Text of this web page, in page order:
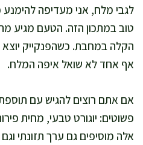
לגבי מלח, אני מעדיפה להימנע
טוב במתכון הזה. הטעם מגיע
הקלה במחבת. כשהפנקייק
אף אחד לא שואל איפה המלח.
אם אתם רוצים להגיש עם
פשוטים: יוגורט טבעי, מחית
אלה מוסיפים גם ערך תזונתי